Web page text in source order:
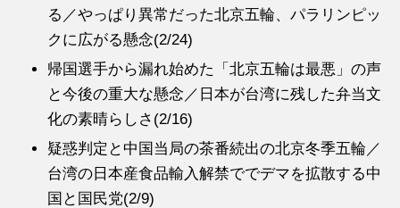
る／やっぱり異常だった北京五輪、パラリンピッ
クに広がる懸念(2/24)
帰国選手から漏れ始めた「北京五輪は最悪」の声
と今後の重大な懸念／日本が台湾に残した弁当文
化の素晴らしさ(2/16)
疑惑判定と中国当局の茶番続出の北京冬季五輪／
台湾の日本産食品輸入解禁ででデマを拡散する中
国と国民党(2/9)